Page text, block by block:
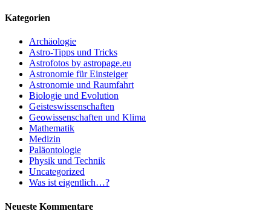
Kategorien
Archäologie
Astro-Tipps und Tricks
Astrofotos by astropage.eu
Astronomie für Einsteiger
Astronomie und Raumfahrt
Biologie und Evolution
Geisteswissenschaften
Geowissenschaften und Klima
Mathematik
Medizin
Paläontologie
Physik und Technik
Uncategorized
Was ist eigentlich…?
Neueste Kommentare